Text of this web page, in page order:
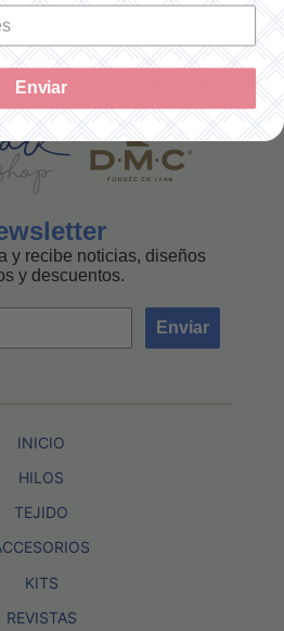
y recibe noticias, diseños
y descuentos.
Enviar
INICIO
HILOS
TEJIDO
KITS
REVISTAS
Enviar